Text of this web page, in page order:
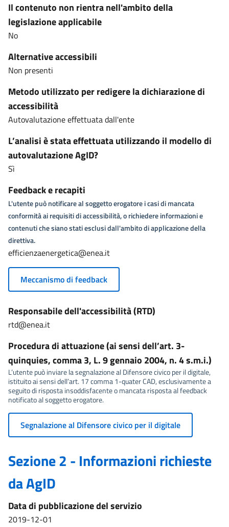
Il contenuto non rientra nell'ambito della
legislazione applicabile
No
Alternative accessibili
Non presenti
Metodo utilizzato per redigere la dichiarazione di
accessibilità
Autovalutazione effettuata dall'ente
L’analisi è stata effettuata utilizzando il modello di
autovalutazione AgID?
Sì
Feedback e recapiti
L'utente può notificare al soggetto erogatore i casi di mancata
conformità ai requisiti di accessibilità, o richiedere informazioni e
contenuti che siano stati esclusi dall'ambito di applicazione della
direttiva.
efficienzaenergetica@enea.it
Meccanismo di feedback
Responsabile dell'accessibilità (RTD)
rtd@enea.it
Procedura di attuazione (ai sensi dell’art. 3-
quinquies, comma 3, L. 9 gennaio 2004, n. 4 s.m.i.)
L’utente può inviare la segnalazione al Difensore civico per il digitale,
istituito ai sensi dell’art. 17 comma 1-quater CAD, esclusivamente a
seguito di risposta insoddisfacente o mancata risposta al feedback
notificato al soggetto erogatore.
Segnalazione al Difensore civico per il digitale
Sezione 2 - Informazioni richieste
da AgID
Data di pubblicazione del servizio
2019-12-01